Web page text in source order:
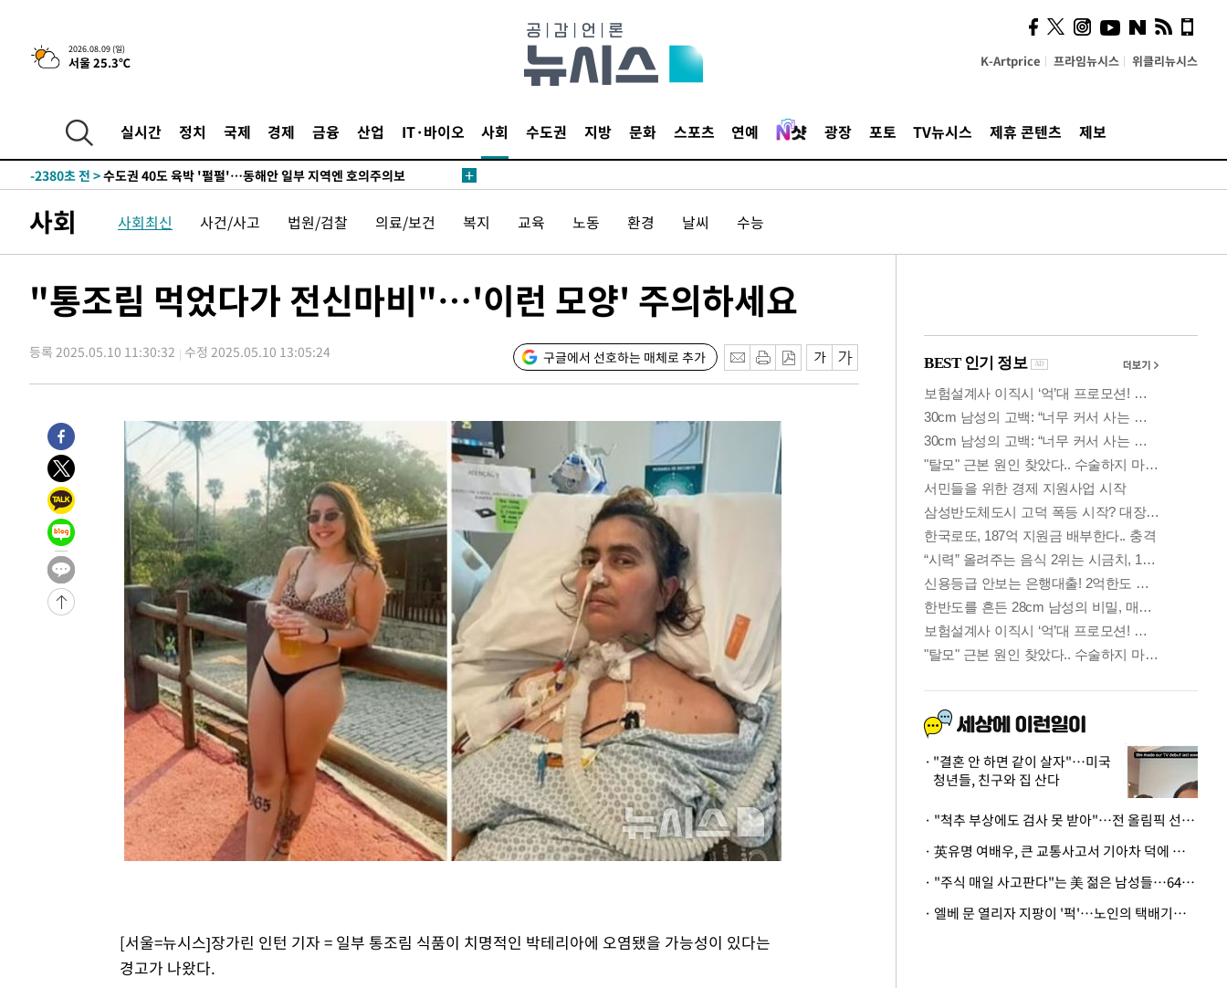
2026.08.09 (일)
서울 25.3℃ K-Artprice 프라임뉴시스 위클리뉴시스
실시간 정치 국제 경제 금융 산업 IT·바이오 사회 수도권 지방 문화 스포츠 연예 광장 포토 TV뉴시스 제휴 콘텐츠 제보
42.08%·宋 10.17%
-9619초 전 >이강인 "아틀레티코 이적 기뻐…등번호 7번 의미보단 팀 위해 뛸 것"
-9554초 전 >
-2598초 전 >
[속보]이강인 "감독님이 원하는 마음 느꼈고, 많은 트로피 원해 아틀
레티코 이적"
-2380초 전 >
-1349초 전 >온열질환 사망자 3명 늘어…누적 환자 3000명 돌파
2시간 전 >
백운산서 80년근 천종산삼 9뿌리 발견…감정가 1.3억원
3시간 전 >선재도서 해루질 나섰다 실종 60대, 닷새 만에 숨진 채 발견
3시간 전 >여수 오동도 해상서 모터보트 전복…1명 사망·1명 실종
날씨]
5시간 전 >축구협회 "압수수색·성접대 논란 사과…쇄신의 기회로 삼겠다"
6시간 전 >[속보]'압수수색·성접대 논란' 축구협회 "실망과 걱정 안겨드려 죄송"
11시간 전 >
[속보]뉴욕증시 상승 마감…S&P 0.6% 나스닥 1.3%↑
-19823초 전 > 이란 "호르무즈 재개방 합의 근접…美 배상 선행돼야"
-10870초 전 >
[속보]與최고위원 제주·인천 순회경선…박선원·최민희·서미화·
한민수·김용 순
-10823초 전 >
[속보]김민석, 與 전대 당원투표 누적 득표율 45.42%로 1위… 정
청래 44.56%
-10105초 전 >
[속보]與 대표 경선 제주·인천 당원투표…金 47.75%·鄭
42.08%·宋 10.17%
-9639초 전 >
이강인 "아틀레티코 이적 기뻐…등번호 7번 의미보단 팀 위해 뛸 것"
-9574초 전 >
[속보]與 당대표 경선, 제주·인천 권리당원 투표 김민석 승리
-3348초 전 >
낮 최고 35도 '무더위'…동해안 시간당 30㎜ '강한 비'[내일날씨]
[속보]이강인 "감독님이 원하는 마음 느꼈고, 많은 트로피 원해 아틀
수도권 40도 육박 '펄펄'…동해안 일부 지역엔 호의주의보
온열질환 사망자 3명 늘어…누적 환자 3000명 돌파
강릉에 시간당 81.4㎜ 물폭탄…도로 잠기고 담벼락 붕괴
백운산서 80년근 천종산삼 9뿌리 발견…감정가 1.3억원
선재도서 해루질 나섰다 실종 60대, 닷새 만에 숨진 채 발견
남자 농구, 나고야 아시안게임서 '홈팀' 일본과 한일전
여수 오동도 해상서 모터보트 전복…1명 사망·1명 실종
극한폭염 한풀 꺾이지만…'낮 최고 35도' 무더위, 열대야 계속[다음주
[속보]뉴욕증시 상승 마감…S&P 0.6% 나스닥 1.3%↑
사회 사회최신 사건/사고 법원/검찰 의료/보건 복지 교육 노동 환경 날씨 수능
"통조림 먹었다가 전신마비"…'이런 모양' 주의하세요
등록 2025.05.10 11:30:32 수정 2025.05.10 13:05:24 구글에서 선호하는 매체로 추가
[서울=뉴시스]장가린 인턴 기자 = 일부 통조림 식품이 치명적인 박테리아에 오염됐을 가능성이 있다는
경고가 나왔다.
사이 해답 찾았죠"…알을
깨고 나온 '초자아'
"결혼 안 하면 같이 살자"…미국
청년들, 친구와 집 산다
· "척추 부상에도 검사 못 받아"…전 올림픽 선수, 美봅슬레이협회 상대 소송
· 英유명 여배우, 큰 교통사고서 기아차 덕에 살았다
· "주식 매일 사고판다"는 美 젊은 남성들…64%가 "나는 인생의 패배자“
· 엘베 문 열리자 지팡이 '퍽'…노인의 택배기사 폭행 이유